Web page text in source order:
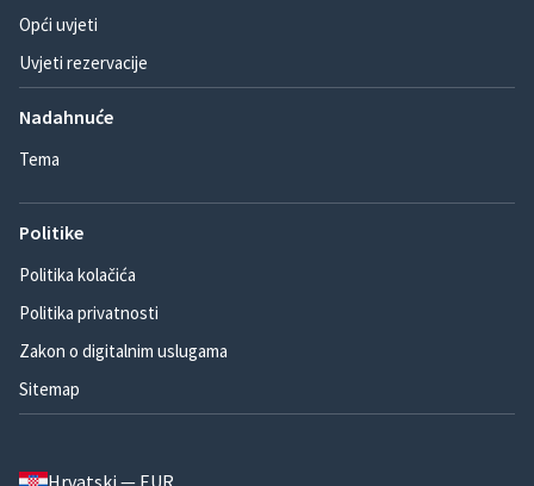
Opći uvjeti
Uvjeti rezervacije
Nadahnuće
Tema
Politike
Politika kolačića
Politika privatnosti
Zakon o digitalnim uslugama
Sitemap